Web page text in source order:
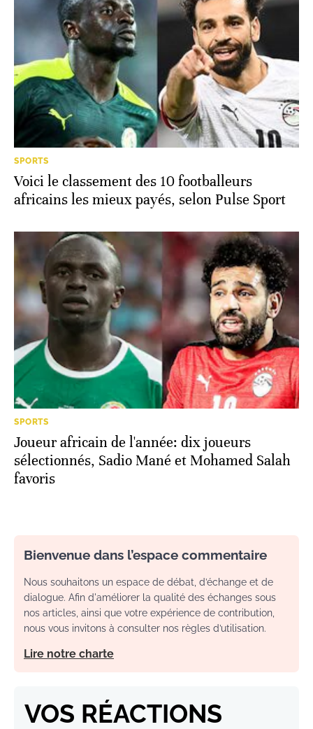
SPORTS
Voici le classement des 10 footballeurs
africains les mieux payés, selon Pulse Sport
SPORTS
Joueur africain de l'année: dix joueurs
sélectionnés, Sadio Mané et Mohamed Salah
favoris
Bienvenue dans l’espace commentaire
Nous souhaitons un espace de débat, d’échange et de
dialogue. Afin d'améliorer la qualité des échanges sous
nos articles, ainsi que votre expérience de contribution,
nous vous invitons à consulter nos règles d’utilisation.
Lire notre charte
VOS RÉACTIONS